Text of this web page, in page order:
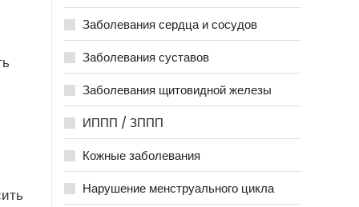
Заболевания сердца и сосудов
Заболевания суставов
Заболевания щитовидной железы
ИППП / ЗППП
Кожные заболевания
Нарушение менструального цикла